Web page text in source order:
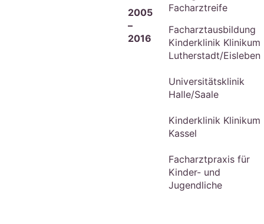
2005
–
2016
Facharztreife
Facharztausbildung
Kinderklinik Klinikum
Lutherstadt/Eisleben
Universitätsklinik
Halle/Saale
Kinderklinik Klinikum
Kassel
Facharztpraxis für
Kinder- und
Jugendliche